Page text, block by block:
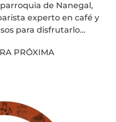
de Nanegal,
experto en café y
para disfrutarlo…
PRÓXIMA